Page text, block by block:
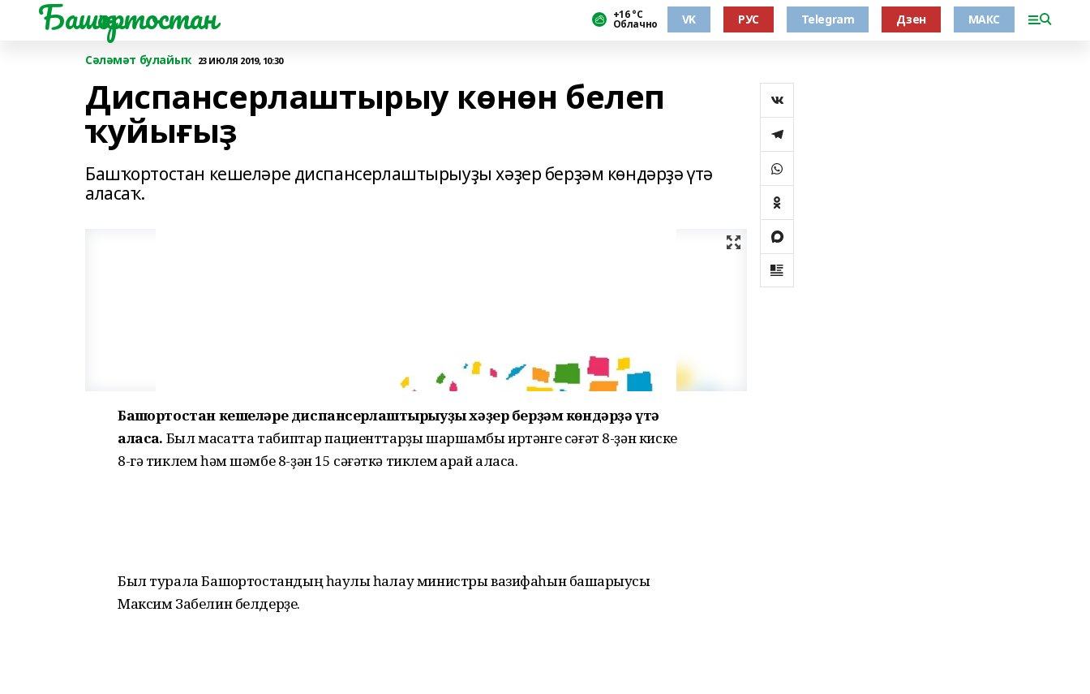
Башҡортостан +16 °С
Облачно VK РУС Telegram Дзен МАКС
Сәләмәт булайыҡ 23 ИЮЛЯ 2019, 10:30
Диспансерлаштырыу көнөн белеп
ҡуйығыҙ
Башҡортостан кешеләре диспансерлаштырыуҙы хәҙер берҙәм көндәрҙә үтә
аласаҡ.
Башҡортостан кешеләре диспансерлаштырыуҙы хәҙер берҙәм көндәрҙә үтә
аласаҡ. Был маҡсатта табиптар пациенттарҙы шаршамбы иртәнге сәғәт 8-ҙән киске
8-гә тиклем һәм шәмбе 8-ҙән 15 сәғәткә тиклем ҡарай аласаҡ.
Был турала Башҡортостандың һаулыҡ һаҡлау министры вазифаһын башҡарыусы
Максим Забелин белдерҙе.